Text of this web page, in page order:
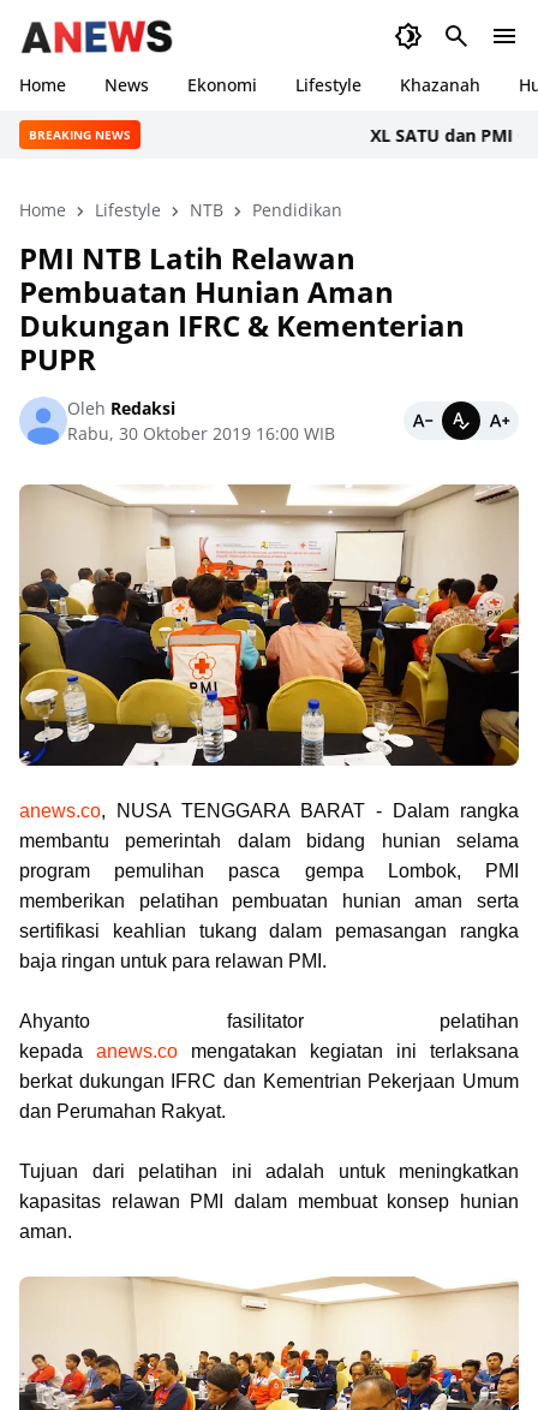
Home News Ekonomi Lifestyle Khazanah
BREAKING NEWS XL SATU dan PMI Gelar
Home Lifestyle NTB Pendidikan
PMI NTB Latih Relawan
Pembuatan Hunian Aman
Dukungan IFRC & Kementerian
PUPR
Oleh Redaksi
Rabu, 30 Oktober 2019 16:00 WIB
anews.co, NUSA TENGGARA BARAT - Dalam rangka
membantu pemerintah dalam bidang hunian selama
program pemulihan pasca gempa Lombok, PMI
memberikan pelatihan pembuatan hunian aman serta
sertifikasi keahlian tukang dalam pemasangan rangka
baja ringan untuk para relawan PMI.
Ahyanto fasilitator pelatihan
kepada anews.co mengatakan kegiatan ini terlaksana
berkat dukungan IFRC dan Kementrian Pekerjaan Umum
dan Perumahan Rakyat.
Tujuan dari pelatihan ini adalah untuk meningkatkan
kapasitas relawan PMI dalam membuat konsep hunian
aman.